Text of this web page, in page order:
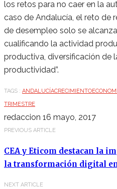
los retos para no caer en la
caso de Andalucía, el reto de
de desempleo solo se
cualificando la actividad
productiva, diversificación de
productividad”.
TAGS : ANDALUCÍACRECIMIENTO
TRIMESTRE
redaccion 16 mayo, 2017
PREVIOUS ARTICLE
CEA y Eticom destacan la
la transformación digital
NEXT ARTICLE